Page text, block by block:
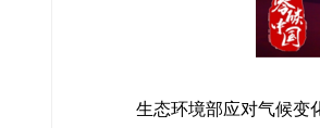
生态环境部应对气候变化